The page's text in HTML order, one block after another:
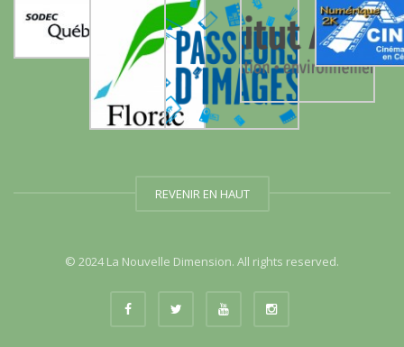
REVENIR EN HAUT
© 2024 La Nouvelle Dimension. All rights reserved.